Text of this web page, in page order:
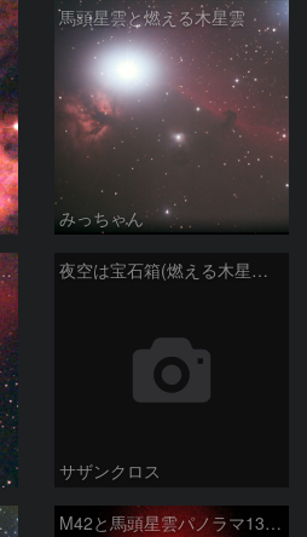
馬頭星雲と燃える木星雲
みっちゃん
IC434) Seestar50 夜空は宝石箱(燃える木星雲 NGC2024) Seestar50
サザンクロス
雲 M42と馬頭星雲パノラマ135mm